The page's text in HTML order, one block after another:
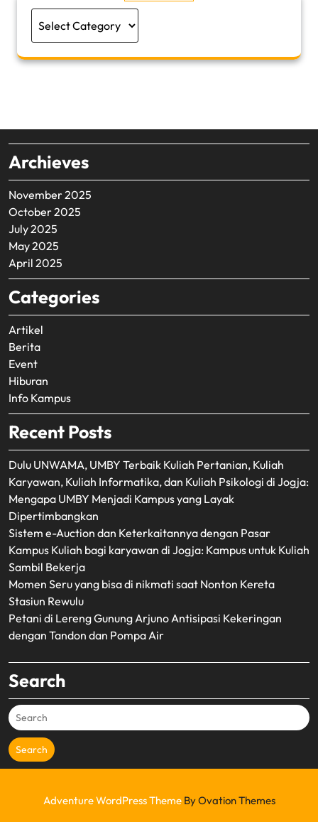
Archieves
November 2025
October 2025
July 2025
May 2025
April 2025
Categories
Artikel
Berita
Event
Hiburan
Info Kampus
Recent Posts
Dulu UNWAMA, UMBY Terbaik Kuliah Pertanian, Kuliah
Karyawan, Kuliah Informatika, dan Kuliah Psikologi di Jogja:
Mengapa UMBY Menjadi Kampus yang Layak
Dipertimbangkan
Sistem e-Auction dan Keterkaitannya dengan Pasar
Kampus Kuliah bagi karyawan di Jogja: Kampus untuk Kuliah
Sambil Bekerja
Momen Seru yang bisa di nikmati saat Nonton Kereta
Stasiun Rewulu
Petani di Lereng Gunung Arjuno Antisipasi Kekeringan
dengan Tandon dan Pompa Air
Search
Search
Adventure WordPress ThemeBy Ovation Themes